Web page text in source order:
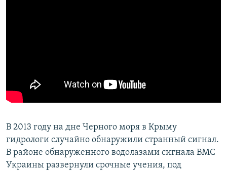
В 2013 году на дне Черного моря в Крыму
гидрологи случайно обнаружили странный сигнал.
В районе обнаруженного водолазами сигнала ВМС
Украины развернули срочные учения, под